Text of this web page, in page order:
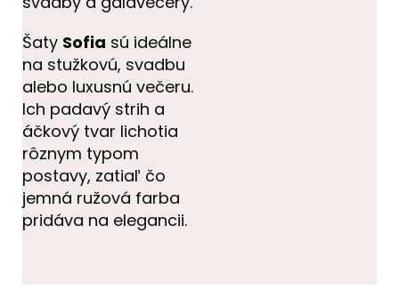
Šaty Sofia sú ideálne
na stužkovú, svadbu
alebo luxusnú večeru.
Ich padavý strih a
áčkový tvar lichotia
rôznym typom
postavy, zatiaľ čo
jemná ružová farba
pridáva na elegancii.